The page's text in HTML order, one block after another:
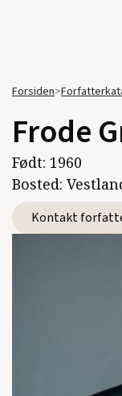
Forsiden>
Frode
Født: 1960
Bosted:
Kontakt